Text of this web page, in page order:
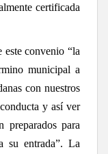
certificada
este convenio “la
municipal a
con nuestros
y así ver
preparados para
su entrada”. La